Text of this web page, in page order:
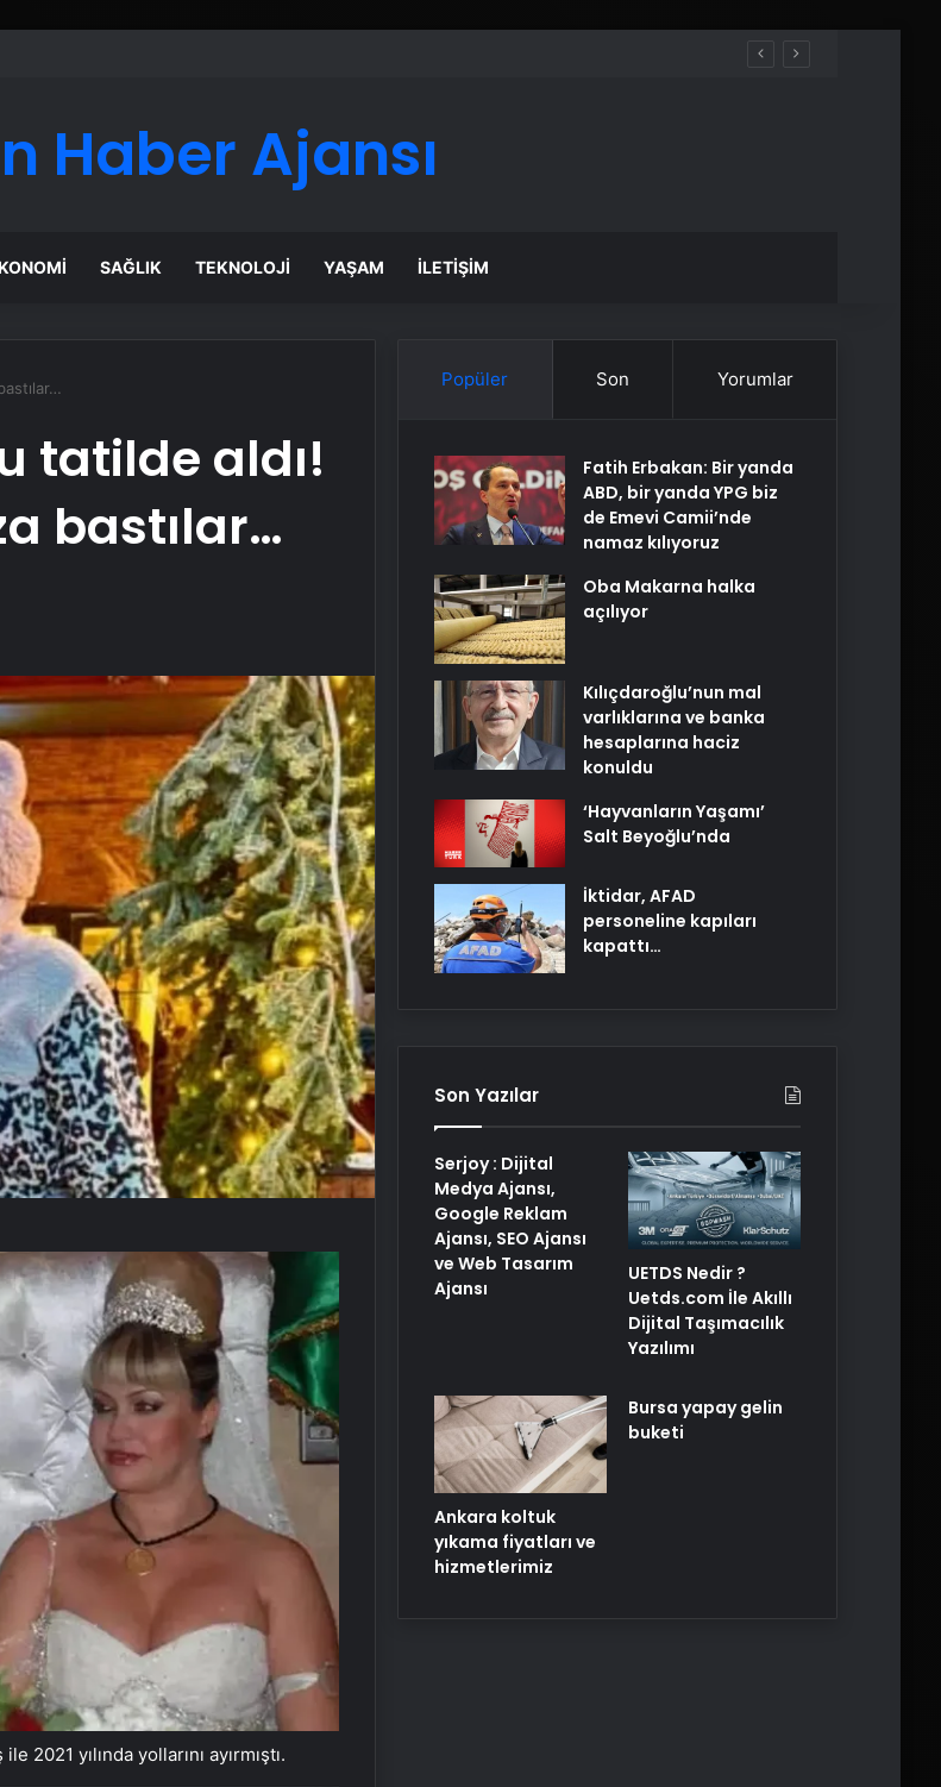
Ajansı ve Web Tasarım Ajansı
Haber Ajansı
SAĞLIK TEKNOLOJI YAŞAM İLETIŞIM
tatilde aldı!
bastılar…
yılında yollarını ayırmıştı.
Popüler Son Yorumlar
Fatih Erbakan: Bir yanda
ABD, bir yanda YPG biz
de Emevi Camii’nde
namaz kılıyoruz
Oba Makarna halka
açılıyor
Kılıçdaroğlu’nun mal
varlıklarına ve banka
hesaplarına haciz
konuldu
‘Hayvanların Yaşamı’
Salt Beyoğlu’nda
İktidar, AFAD
personeline kapıları
kapattı…
Son Yazılar
Serjoy : Dijital
Medya Ajansı,
Google Reklam
Ajansı, SEO Ajansı
ve Web Tasarım
Ajansı
UETDS Nedir ?
Uetds.com İle Akıllı
Dijital Taşımacılık
Yazılımı
Ankara koltuk
yıkama fiyatları ve
hizmetlerimiz
Bursa yapay gelin
buketi